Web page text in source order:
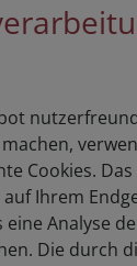
Cookies.
Ihrem
Analyse
Die durch